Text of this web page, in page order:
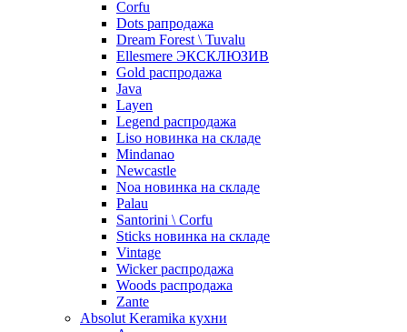
Corfu
Dots рапродажа
Dream Forest \ Tuvalu
Ellesmere ЭКСКЛЮЗИВ
Gold распродажа
Java
Layen
Legend распродажа
Liso новинка на складе
Mindanao
Newcastle
Noa новинка на складе
Palau
Santorini \ Corfu
Sticks новинка на складе
Vintage
Wicker распродажа
Woods распродажа
Zante
Absolut Keramika кухни